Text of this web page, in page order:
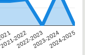
2022
2022-20232023-20242024-2025